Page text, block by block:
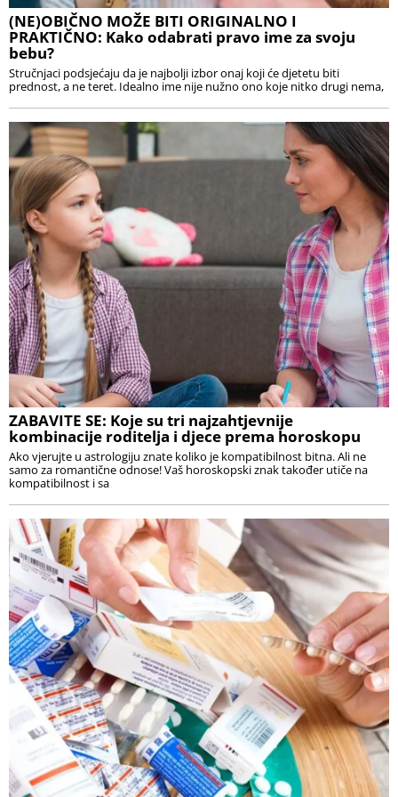
(NE)OBIČNO MOŽE BITI ORIGINALNO I
PRAKTIČNO: Kako odabrati pravo ime za svoju
bebu?
Stručnjaci podsjećaju da je najbolji izbor onaj koji će djetetu biti
prednost, a ne teret. Idealno ime nije nužno ono koje nitko drugi nema,
ZABAVITE SE: Koje su tri najzahtjevnije
kombinacije roditelja i djece prema horoskopu
Ako vjerujte u astrologiju znate koliko je kompatibilnost bitna. Ali ne
samo za romantične odnose! Vaš horoskopski znak također utiče na
kompatibilnost i sa